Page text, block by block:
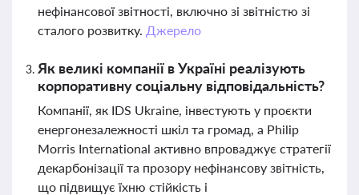
нефінансової звітності, включно зі звітністю зі
сталого розвитку. Джерело
Як великі компанії в Україні реалізують
корпоративну соціальну відповідальність?
Компанії, як IDS Ukraine, інвестують у проєкти
енергонезалежності шкіл та громад, а Philip
Morris International активно впроваджує стратегії
декарбонізації та прозору нефінансову звітність,
що підвищує їхню стійкість і